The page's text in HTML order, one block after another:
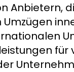
Anbietern,
für